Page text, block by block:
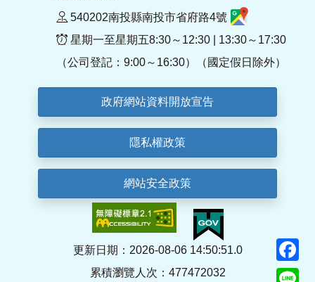
540202南投縣南投市省府路4號
星期一至星期五8:30～12:30 | 13:30～17:30
（公司登記：9:00～16:30）（國定假日除外）
政府網站資料開放宣告
隱私權政策
網站安全政策
更新日期：2026-08-06 14:50:51.0
累積瀏覽人次：477472032